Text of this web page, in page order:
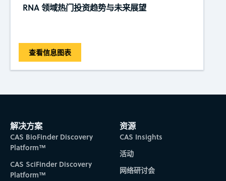
RNA 领域热门投资趋势与未来展望
查看信息图表
解决方案
CAS BioFinder Discovery
Platform™
CAS SciFinder Discovery
Platform™
资源
CAS Insights
活动
网络研讨会